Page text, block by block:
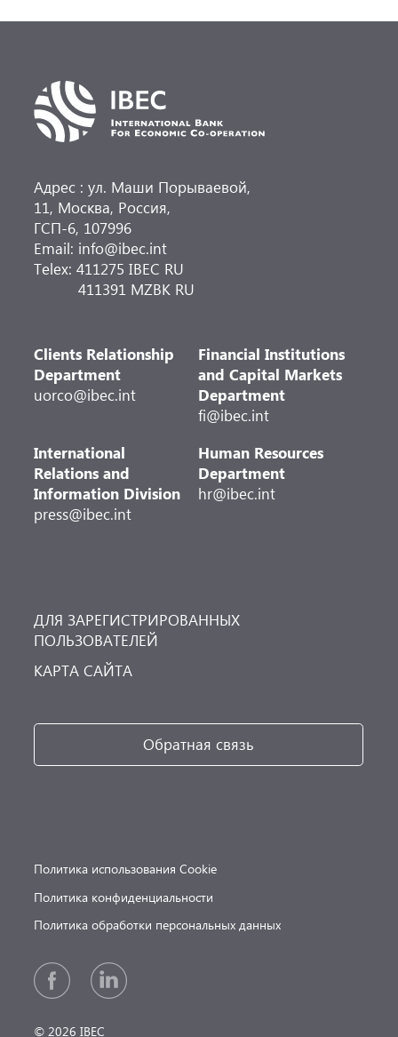
Адрес : ул. Маши Порываевой,
11, Москва, Россия,
ГСП-6, 107996
Email: info@ibec.int
Telex: 411275 IBEC RU
411391 MZBK RU
Clients Relationship
Department
uorco@ibec.int
Financial Institutions
and Capital Markets
Department
fi@ibec.int
International
Relations and
Information Division
press@ibec.int
Human Resources
Department
hr@ibec.int
ДЛЯ ЗАРЕГИСТРИРОВАННЫХ
ПОЛЬЗОВАТЕЛЕЙ
КАРТА САЙТА
Обратная связь
Политика использования Cookie
Политика конфиденциальности
Политика обработки персональных данных
© 2026 IBEC